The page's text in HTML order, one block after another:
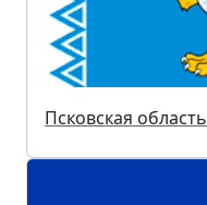
Псковская область